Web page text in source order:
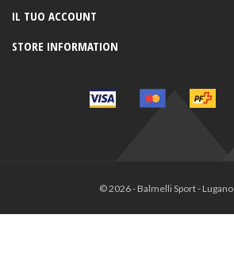
IL TUO ACCOUNT
STORE INFORMATION
© 2026 - Balmelli Sport - Lugano